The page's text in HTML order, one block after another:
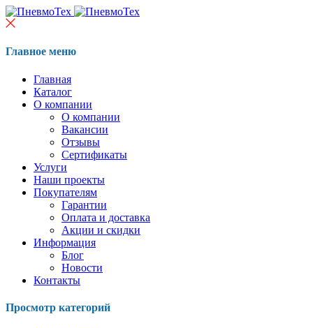
Главное меню
Главная
Каталог
О компании
О компании
Вакансии
Отзывы
Сертификаты
Услуги
Наши проекты
Покупателям
Гарантии
Оплата и доставка
Акции и скидки
Информация
Блог
Новости
Контакты
Просмотр категорий